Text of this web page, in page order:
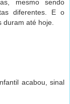
mesmo sendo
diferentes. E o
duram até hoje.
acabou, sinal